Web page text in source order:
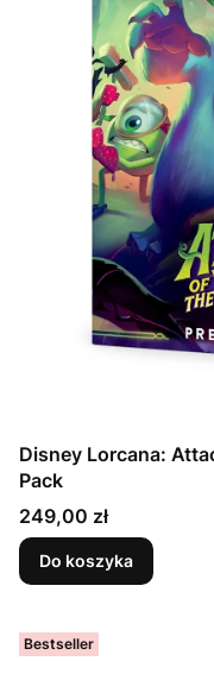
Disney Lorcana:
Pack
Cena
249,00 zł
Do koszyka
Bestseller